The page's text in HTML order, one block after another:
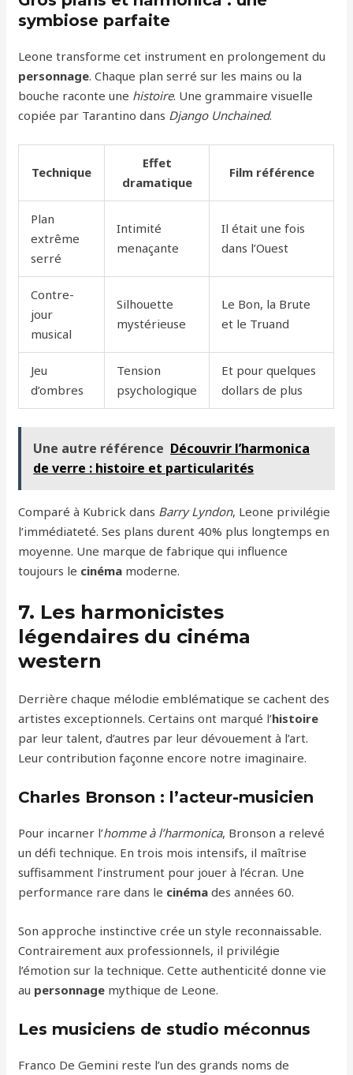
symbiose parfaite
Leone transforme cet instrument en prolongement du
personnage. Chaque plan serré sur les mains ou la
bouche raconte une histoire. Une grammaire visuelle
copiée par Tarantino dans Django Unchained.
Technique
Effet
dramatique
Film référence
Plan
extrême
serré
Intimité
menaçante
Il était une fois
dans l’Ouest
Contre-
jour
musical
Silhouette
mystérieuse
Le Bon, la Brute
et le Truand
Jeu
d’ombres
Tension
psychologique
Et pour quelques
dollars de plus
Une autre référence Découvrir l’harmonica
de verre : histoire et particularités
Comparé à Kubrick dans Barry Lyndon, Leone privilégie
l’immédiateté. Ses plans durent 40% plus longtemps en
moyenne. Une marque de fabrique qui influence
toujours le cinéma moderne.
7. Les harmonicistes
légendaires du cinéma
western
Derrière chaque mélodie emblématique se cachent des
artistes exceptionnels. Certains ont marqué l’histoire
par leur talent, d’autres par leur dévouement à l’art.
Leur contribution façonne encore notre imaginaire.
Charles Bronson : l’acteur-musicien
Pour incarner l’homme à l’harmonica, Bronson a relevé
un défi technique. En trois mois intensifs, il maîtrise
suffisamment l’instrument pour jouer à l’écran. Une
performance rare dans le cinéma des années 60.
Son approche instinctive crée un style reconnaissable.
Contrairement aux professionnels, il privilégie
l’émotion sur la technique. Cette authenticité donne vie
au personnage mythique de Leone.
Les musiciens de studio méconnus
Franco De Gemini reste l’un des grands noms de